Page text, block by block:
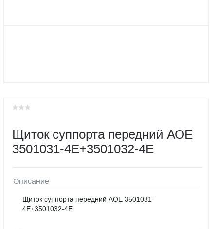
Щиток суппорта передний АОЕ
3501031-4E+3501032-4E
Описание
Щиток суппорта передний АОЕ 3501031-
4E+3501032-4E